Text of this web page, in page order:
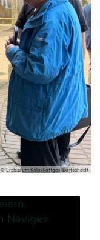
© Erzbistum Köln/Röttgen-Burtscheidt